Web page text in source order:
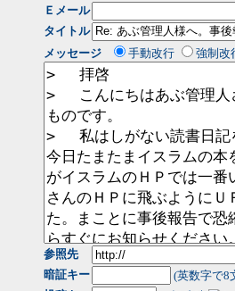
Ｅメール
タイトル
メッセージ
手動改行 強制改
参照先
暗証キー
(英数字で8